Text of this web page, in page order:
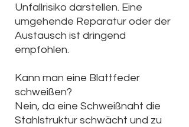
Unfallrisiko darstellen. Eine
umgehende Reparatur oder der
Austausch ist dringend
empfohlen.
Kann man eine Blattfeder
schweißen?
Nein, da eine Schweißnaht die
Stahlstruktur schwächt und zu